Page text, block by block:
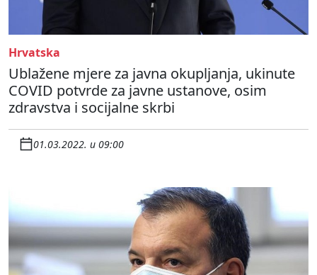
Hrvatska
Ublažene mjere za javna okupljanja, ukinute
COVID potvrde za javne ustanove, osim
zdravstva i socijalne skrbi
01.03.2022. u 09:00